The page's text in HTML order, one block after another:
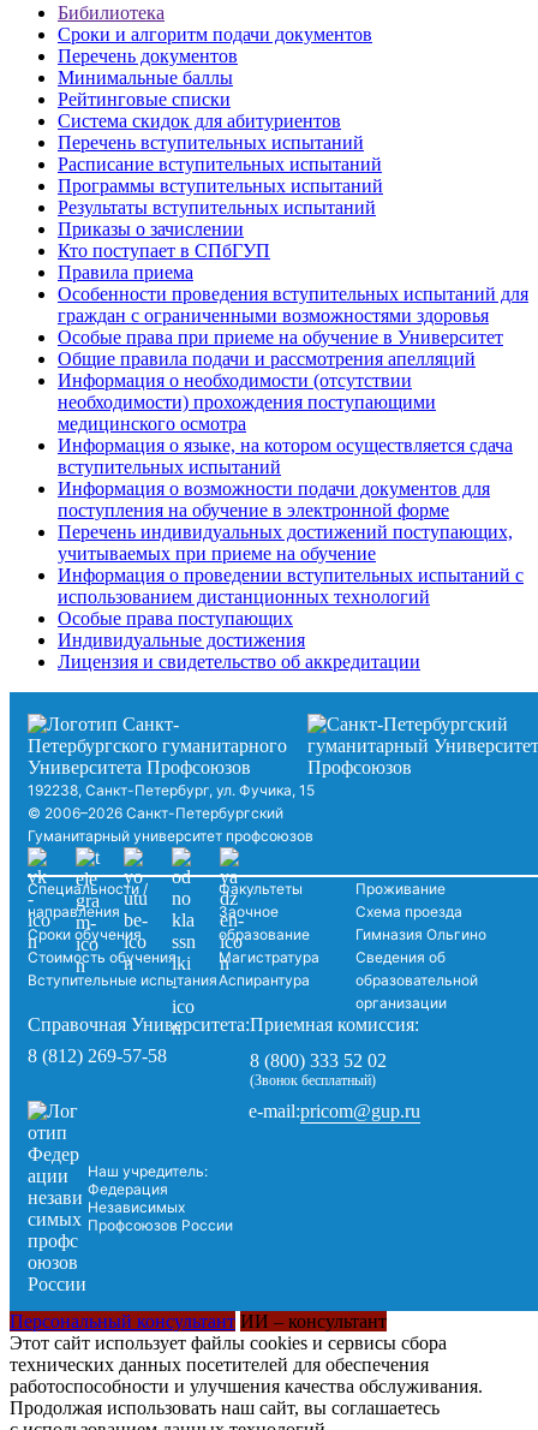
Бибилиотека
Сроки и алгоритм подачи документов
Перечень документов
Минимальные баллы
Рейтинговые списки
Система скидок для абитуриентов
Перечень вступительных испытаний
Расписание вступительных испытаний
Программы вступительных испытаний
Результаты вступительных испытаний
Приказы о зачислении
Кто поступает в СПбГУП
Правила приема
Особенности проведения вступительных испытаний для
граждан с ограниченными возможностями здоровья
Особые права при приеме на обучение в Университет
Общие правила подачи и рассмотрения апелляций
Информация о необходимости (отсутствии
необходимости) прохождения поступающими
медицинского осмотра
Информация о языке, на котором осуществляется сдача
вступительных испытаний
Информация о возможности подачи документов для
поступления на обучение в электронной форме
Перечень индивидуальных достижений поступающих,
учитываемых при приеме на обучение
Информация о проведении вступительных испытаний с
использованием дистанционных технологий
Особые права поступающих
Индивидуальные достижения
Лицензия и свидетельство об аккредитации
192238, Санкт-Петербург, ул. Фучика, 15
© 2006–2026 Санкт-Петербургский
Гуманитарный университет профсоюзов
Специальности /
направления
Сроки обучения
Стоимость обучения
Вступительные испытания
Факультеты
Заочное
образование
Магистратура
Аспирантура
Проживание
Схема проезда
Гимназия Ольгино
Сведения об
образовательной
организации
Справочная Университета:
8 (812) 269-57-58
Приемная комиссия:
8 (800) 333 52 02
(Звонок бесплатный)
Наш учредитель:
Федерация
Независимых
Профсоюзов России
e-mail:pricom@gup.ru
Персональный консультант ИИ – консультант
Этот сайт использует файлы cookies и сервисы сбора
технических данных посетителей для обеспечения
работоспособности и улучшения качества обслуживания.
Продолжая использовать наш сайт, вы соглашаетесь